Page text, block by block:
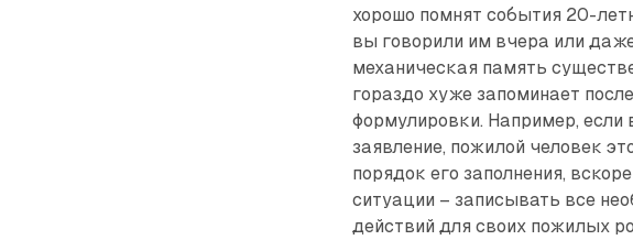
хорошо помнят события 20-
вы говорили им вчера или
механическая память
гораздо хуже запоминает
формулировки. Например,
заявление, пожилой человек
порядок его заполнения,
ситуации – записывать все
действий для своих пожилых